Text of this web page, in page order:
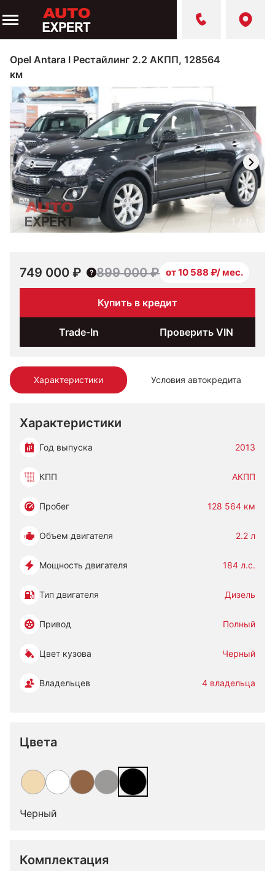
Opel Antara I Рестайлинг 2.2 АКПП, 128564
км
Характеристики Условия автокредита
Характеристики
Год выпуска 2013
КПП АКПП
Пробег 128 564 км
Объем двигателя 2.2 л
Мощность двигателя 184 л.с.
Тип двигателя Дизель
Привод Полный
Цвет кузова Черный
Владельцев 4 владельца
Цвета
Черный
Комплектация
1 / 16
749 000 ₽ 899 000 ₽ от 10 588 ₽/ мес.
Купить в кредит
Trade-In Проверить VIN